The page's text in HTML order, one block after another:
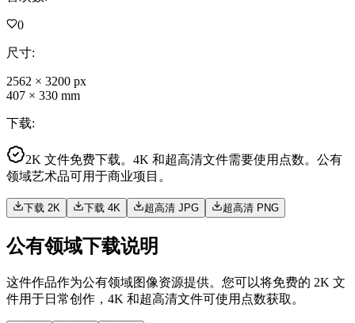
0
尺寸:
2562 × 3200 px
407 × 330 mm
下载:
2K 文件免费下载。4K 和超高清文件需要使用点数。公有
领域艺术品可用于商业项目。
下载 2K 下载 4K 超高清 JPG 超高清 PNG
公有领域下载说明
这件作品作为公有领域图像资源提供。您可以将免费的 2K 文
件用于日常创作，4K 和超高清文件可使用点数获取。